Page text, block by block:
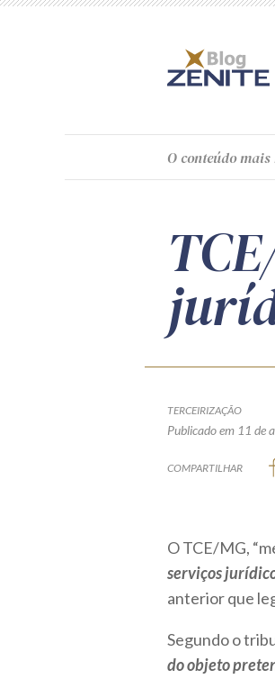
O conteúdomais
TERCEIRIZAÇÃO
Publicado em 11 de
COMPARTILHAR
O TCE/MG,
serviços
anterior que
Segundo o
do objeto